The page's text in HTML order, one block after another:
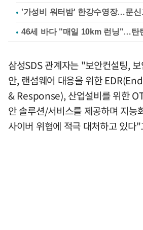
46세 바다 "매일 10km 런닝"…탄
삼성SDS 관계자는 "보안컨설팅,
안, 랜섬웨어 대응을 위한
& Response), 산업설비를 위한
안 솔루션/서비스를 제공하며 지능
사이버 위협에 적극 대처하고 있다